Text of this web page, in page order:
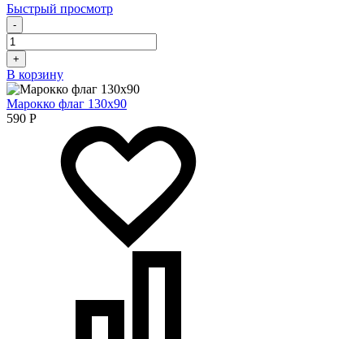
Быстрый просмотр
-
+
В корзину
Марокко флаг 130х90
590 Р